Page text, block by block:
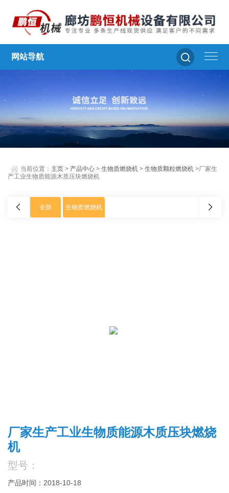
网站导航
当前位置： 主页 > 产品中心 >生物质燃烧机 >生物质颗粒燃烧机 >厂家生
产工业生物质能源木质压块燃烧机
全部 生物质燃烧机
厂家生产工业生物质能源木质压块燃烧
机
型号：
产品时间：2018-10-18